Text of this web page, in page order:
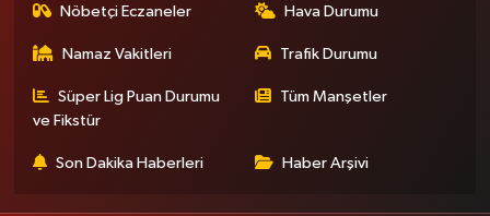
Nöbetçi Eczaneler Hava Durumu
Namaz Vakitleri Trafik Durumu
Süper Lig Puan Durumu
ve Fikstür
Tüm Manşetler
Son Dakika Haberleri Haber Arşivi